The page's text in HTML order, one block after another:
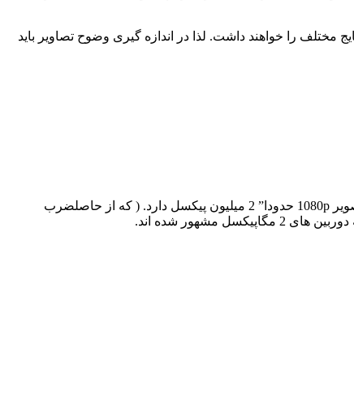
را خواهند داشت. لذا در اندازه گیری وضوح تصاویر باید
وضوح تصویر با مجموع تعداد پیکسل هایی که هر سنسور تصویرپشتیبانی می کند، قابل اندازه گیری می باشد. برای مثال یک دوربین با وضوح تصویر 1080p حدودا” 2 میلیون پیکسل دارد. ( که از حاصلضرب